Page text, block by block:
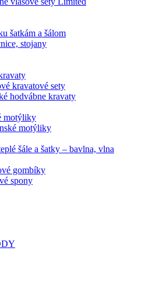
šatkám a šálom
stojany
kravatové sety
hodvábne kravaty
motýliky
motýliky
šále a šatky – bavlna, vlna
gombíky
spony